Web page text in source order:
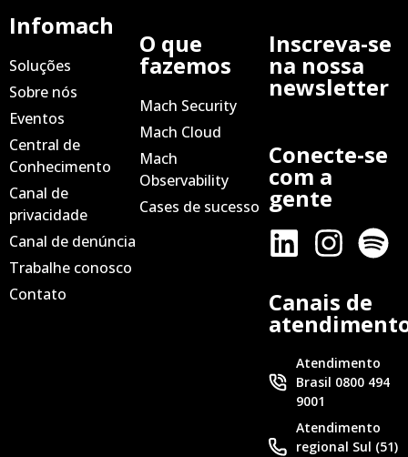
Infomach
Soluções
Sobre nós
Eventos
Central de
Conhecimento
Canal de
privacidade
Canal de denúncia
Trabalhe conosco
Contato
O que
fazemos
Mach Security
Mach Cloud
Mach
Observability
Cases de sucesso
Inscreva-se
na nossa
newsletter
Conecte-se
com a
gente
Canais de
Atendimento
Brasil 0800 494
9001
Atendimento
regional Sul (51)